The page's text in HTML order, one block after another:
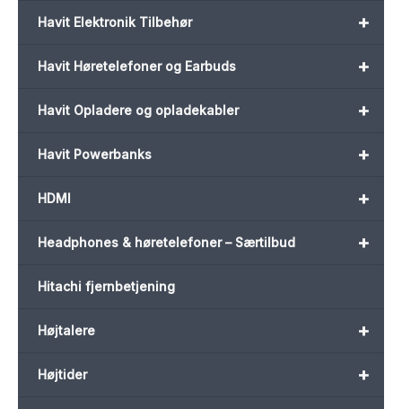
+
Havit Elektronik Tilbehør
+
Havit Høretelefoner og Earbuds
+
Havit Opladere og opladekabler
+
Havit Powerbanks
+
HDMI
+
Headphones & høretelefoner – Særtilbud
Hitachi fjernbetjening
+
Højtalere
+
Højtider